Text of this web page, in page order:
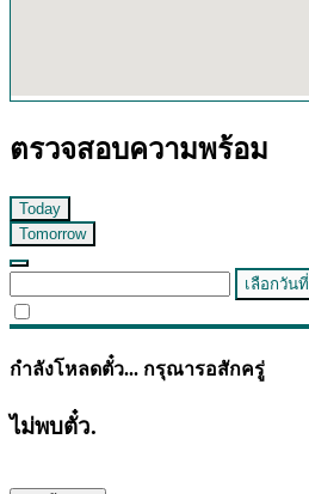
ตรวจสอบความพร้อม
Today
Tomorrow
เลือกวันที่
กำลังโหลดตั๋ว... กรุณารอสักครู่
ไม่พบตั๋ว.